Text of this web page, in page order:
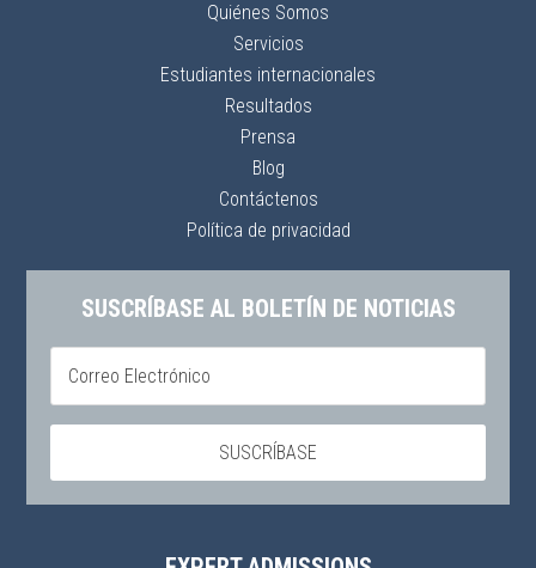
Quiénes Somos
Servicios
Estudiantes internacionales
Resultados
Prensa
Blog
Contáctenos
Política de privacidad
SUSCRÍBASE AL BOLETÍN DE NOTICIAS